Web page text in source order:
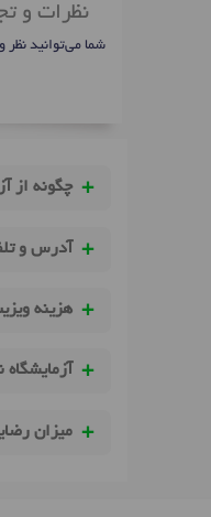
نظرات و
شما می‌توانید نظر
چگونه از
آدرس و
هزینه
میزان